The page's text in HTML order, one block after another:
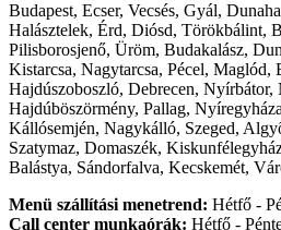
Budapest, Ecser, Vecsés, Gyál,
Halásztelek, Érd, Diósd, Törökbálint,
Pilisborosjenő, Üröm, Budakalász,
Kistarcsa, Nagytarcsa, Pécel, Maglód,
Hajdúszoboszló, Debrecen, Nyírbátor,
Hajdúböszörmény, Pallag,
Kállósemjén, Nagykálló, Szeged,
Szatymaz, Domaszék,
Balástya, Sándorfalva, Kecskemét,
Menü szállítási menetrend: Hétfő -
Call center munkaórák: Hétfő -